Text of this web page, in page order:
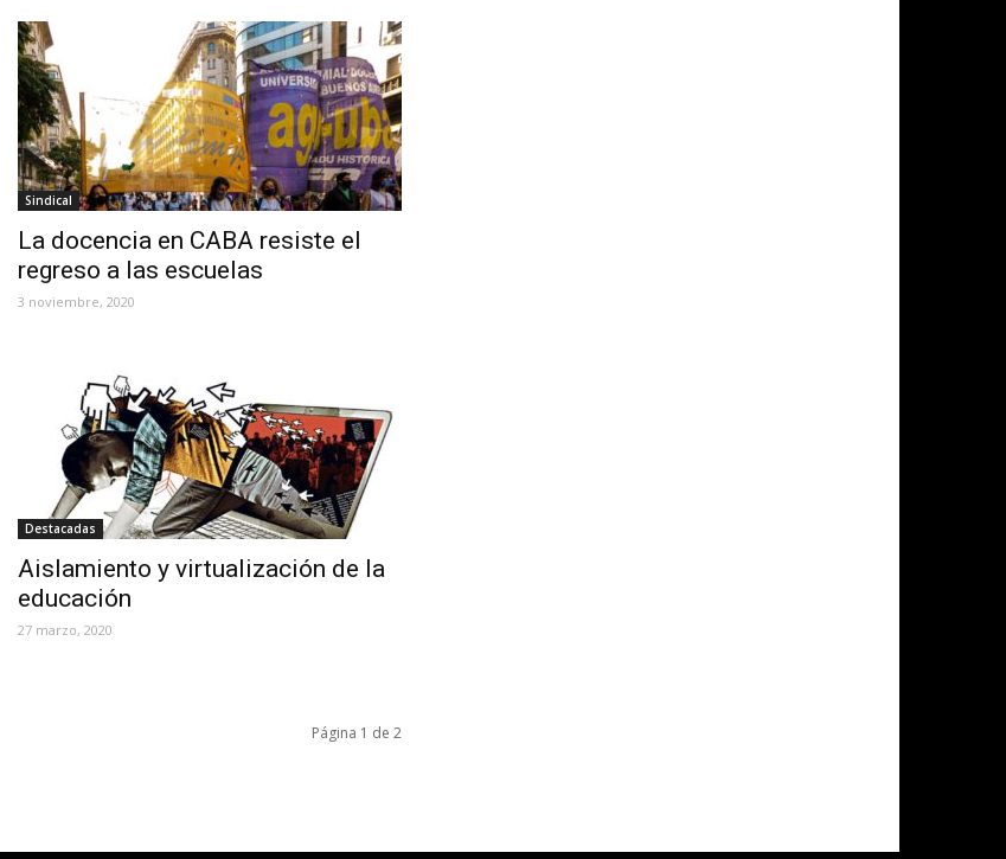
Sindical
La docencia en CABA resiste el
regreso a las escuelas
3 noviembre, 2020
Destacadas
Aislamiento y virtualización de la
educación
27 marzo, 2020
Página 1 de 2